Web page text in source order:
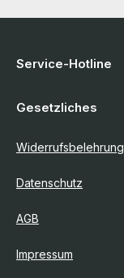
Service-Hotline
Gesetzliches
Widerrufsbelehrung
Datenschutz
AGB
Impressum